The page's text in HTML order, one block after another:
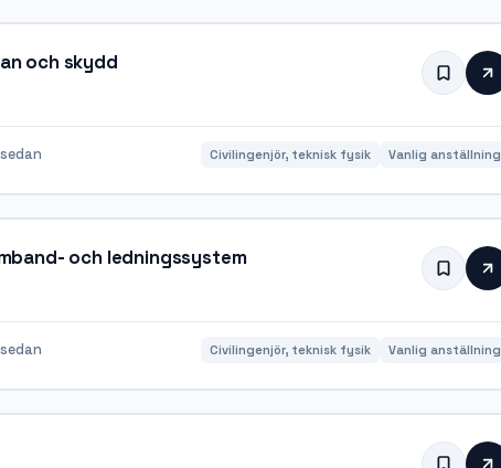
och skydd
Civilingenjör, teknisk fysik Vanlig anställning
och ledningssystem
Civilingenjör, teknisk fysik Vanlig anställning